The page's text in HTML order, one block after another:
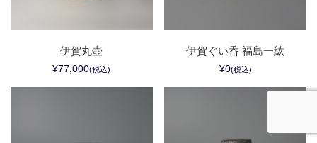
伊賀丸壺
¥77,000(税込)
伊賀ぐい呑 福島一紘
¥0(税込)